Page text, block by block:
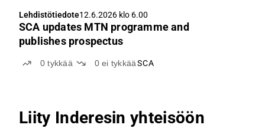
Lehdistötiedote12.6.2026 klo 6.00
SCA updates MTN programme and
publishes prospectus
0tykkää 0ei tykkääSCA
Liity Inderesin yhteisöön